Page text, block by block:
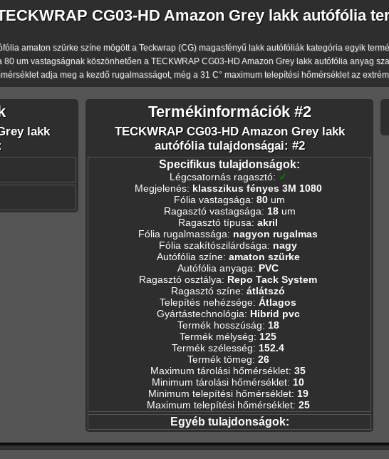
CG03-HD Amazon Grey lakk autófólia
amaton szürke színe mögött a Teckwrap (CG) magasfényű lakk autófóliák kategória egyik
um vastagságnak köszönhetően a TECKWRAP CG03-HD Amazon Grey lakk autófólia anyag
adja meg a kezdő rugalmasságot, még a 31 C° maximum telepítési hőmérséklet az
lakk
Termékinformációk #2
TECKWRAP CG03-HD Amazon Grey lakk
autófólia tulajdonságai: #2
Specifikus tulajdonságok:
Légcsatornás ragasztó: ✓
Megjelenés: klasszikus fényes 3M 1080
Fólia vastagsága: 80 um
Ragasztó vastagsága: 18 um
Ragasztó típusa: akril
Fólia rugalmassága: nagyon rugalmas
Fólia szakítószilárdsága: nagy
Autófólia színe: amaton szürke
Autófólia anyaga: PVC
Ragasztó osztálya: Repo Tack System
Ragasztó színe: átlátszó
Telepítés nehézsége: Átlagos
Gyártástechnológia: Hibrid pvc
Termék hosszúság: 18
Termék mélység: 125
Termék szélesség: 152.4
Termék tömeg: 26
Maximum tárolási hőmérséklet: 35
Minimum tárolási hőmérséklet: 10
Minimum telepítési hőmérséklet: 19
Maximum telepítési hőmérséklet: 25
Egyéb tulajdonságok: